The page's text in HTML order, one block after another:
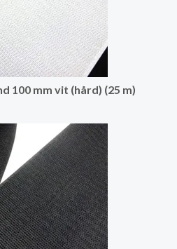
100 mm vit (hård) (25 m)